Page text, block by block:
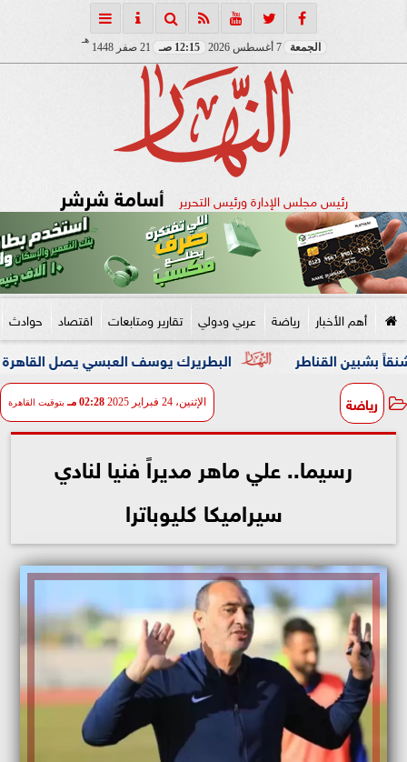
الجمعة 7 أغسطس 2026 12:15 صـ 21 صفر 1448
هـ
رئيس مجلس الإدارة ورئيس التحرير أسامة شرشر
أهم الأخبار رياضة عربي ودولي تقارير ومتابعات اقتصاد حوادث
البطريرك يوسف العبسي يصل القاهرة في زيارة
رياضة الإثنين، 24 فبراير 2025 02:28 مـ بتوقيت القاهرة
رسيما.. علي ماهر مديراً فنيا لنادي
سيراميكا كليوباترا